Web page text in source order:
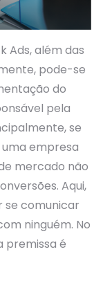
Ads, além das
pode-se
do
pela
se
empresa
mercado não
Aqui,
se comunicar
ninguém. No
premissa é